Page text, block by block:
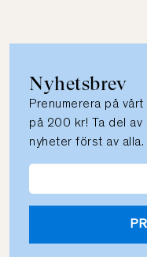
Nyhetsbrev
Prenumerera på
på 200 kr! Ta del av
nyheter först av alla.